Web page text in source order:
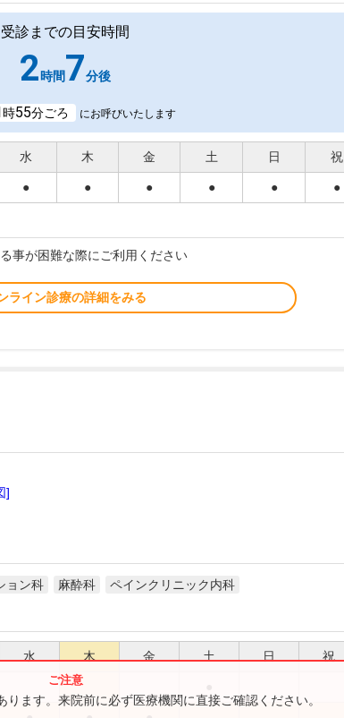
受診までの目安時間
2時間7分後
時55分ごろ にお呼びいたします
水 木 金 土 日 祝
● ● ● ● ● ●
事が困難な際にご利用ください
ライン診療の詳細をみる
]
ョン科 麻酔科 ペインクリニック内科
水 木 金 土 日 祝
ます。来院前に必ず医療機関に直接ご確認ください。